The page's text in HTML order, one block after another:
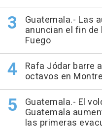
Guatemala.- Las
anuncian el fin
Fuego
Rafa Jódar barre
octavos en
Guatemala.- El
Guatemala
las primeras